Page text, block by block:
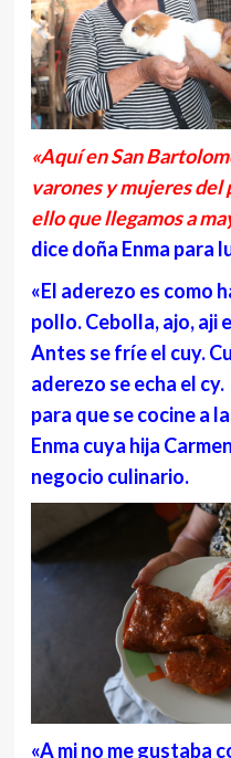
«Aquí en San
varones y mujeres del
ello que llegamos a
dice doña Enma para
«El aderezo es como
pollo. Cebolla, ajo, aji
Antes se fríe el cuy.
aderezo se echa el
para que se cocine a
Enma cuya hija
negocio culinario.
«A mi no me gustaba